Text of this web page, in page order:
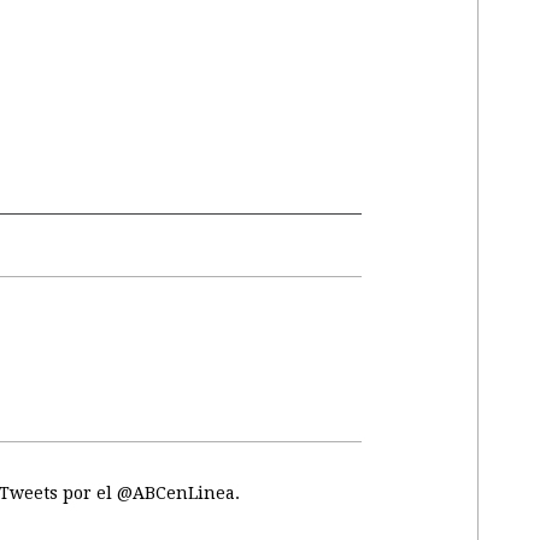
Tweets por el @ABCenLinea.